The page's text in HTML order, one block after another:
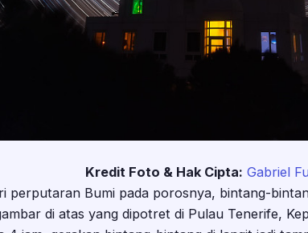
Kredit Foto & Hak Cipta: Gabriel
perputaran Bumi pada porosnya, bintang-
di atas yang dipotret di Pulau Tenerife,